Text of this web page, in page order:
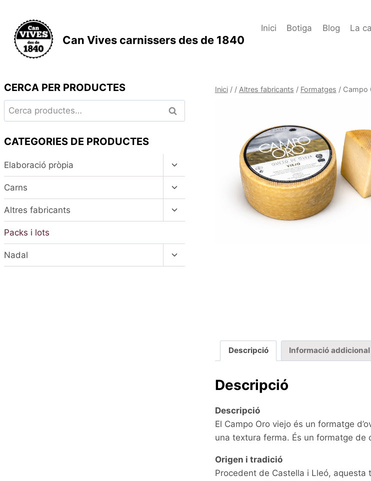
contingut
Can Vives carnissers des de 1840
Inici Botiga Blog La
Inici / / Altres fabricants / Formatges / Campo
Descripció Informació addicional
Descripció
Descripció
El Campo Oro viejo és un formatge
una textura ferma. És un formatge
Origen i tradició
Procedent de Castella i Lleó,
CERCA PER PRODUCTES
Cerca: Cerca
CATEGORIES DE PRODUCTES
Elaboració pròpia
Alterna
el
menú
Carns
Alterna
el
menú
Altres fabricants
Alterna
el
Packs i lots
Nadal
Alterna
el